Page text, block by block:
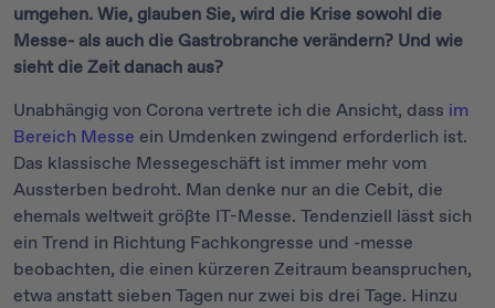
umgehen. Wie, glauben Sie, wird die Krise sowohl die
Messe- als auch die Gastrobranche verändern? Und wie
sieht die Zeit danach aus?
Unabhängig von Corona vertrete ich die Ansicht, dass im
Bereich Messe ein Umdenken zwingend erforderlich ist.
Das klassische Messegeschäft ist immer mehr vom
Aussterben bedroht. Man denke nur an die Cebit, die
ehemals weltweit größte IT-Messe. Tendenziell lässt sich
ein Trend in Richtung Fachkongresse und -messe
beobachten, die einen kürzeren Zeitraum beanspruchen,
etwa anstatt sieben Tagen nur zwei bis drei Tage. Hinzu